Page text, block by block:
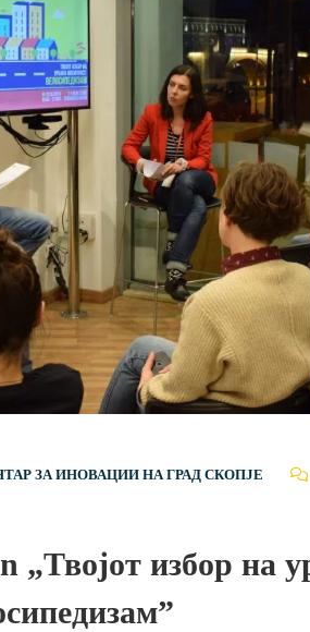
ЗА ИНОВАЦИИ НА ГРАД СКОПЈЕ
„Твојот избор на